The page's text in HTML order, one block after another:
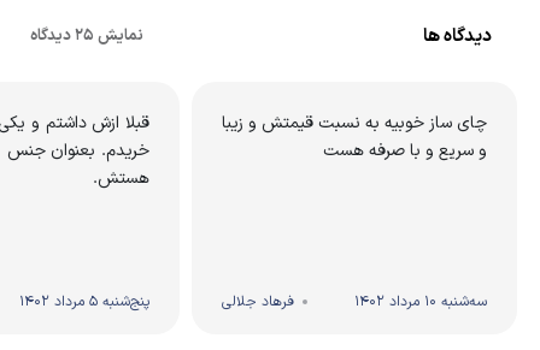
دیدگاه ها نمایش 25 دیدگاه
چای ساز خوبیه به نسبت قیمتش و زیبا
و سریع و با صرفه هست
سه‌شنبه 10 مرداد 1402 فرهاد جلالی
قبلا ازش داشتم و
خریدم. بعنوان جنس
هستش.
پنج‌شنبه 5 مرداد 1402